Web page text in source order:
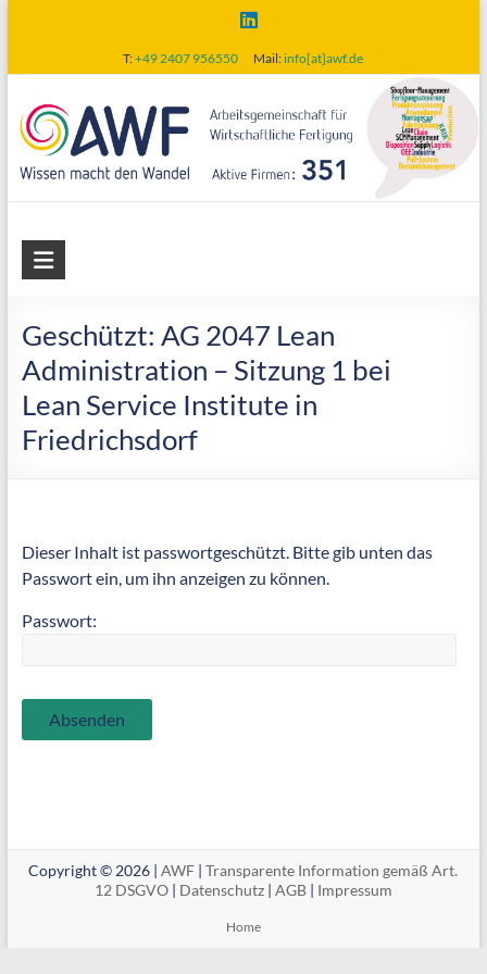
content
T:+49 2407 956550 Mail:info[at]awf.de
AWF
wirtschaftliche
Fertigung
Geschützt: AG 2047 Lean
Administration – Sitzung 1 bei
Lean Service Institute in
Friedrichsdorf
Dieser Inhalt ist passwortgeschützt. Bitte gib unten das
Passwort ein, um ihn anzeigen zu können.
Passwort:
Copyright © 2026 |AWF |Transparente Information gemäß Art.
12 DSGVO| Datenschutz| AGB| Impressum
Home